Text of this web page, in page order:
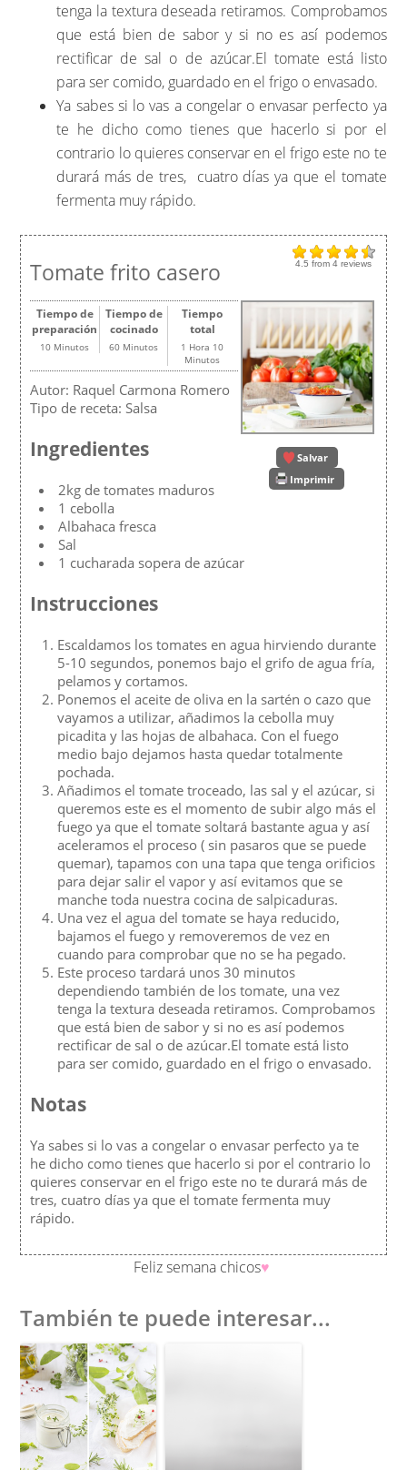
tenga la textura deseada retiramos. Comprobamos
que está bien de sabor y si no es así podemos
rectificar de sal o de azúcar.El tomate está listo
para ser comido, guardado en el frigo o envasado.
Ya sabes si lo vas a congelar o envasar perfecto ya
te he dicho como tienes que hacerlo si por el
contrario lo quieres conservar en el frigo este no te
durará más de tres, cuatro días ya que el tomate
fermenta muy rápido.
4.5 from4 reviews
Tomate frito casero
Salvar
Imprimir
Tiempo de
preparación
10 Minutos
Tiempo de
cocinado
60 Minutos
Tiempo
total
1 Hora 10
Minutos
Autor: Raquel Carmona Romero
Tipo de receta: Salsa
Ingredientes
2kg de tomates maduros
1 cebolla
Albahaca fresca
Sal
1 cucharada sopera de azúcar
Instrucciones
Escaldamos los tomates en agua hirviendo durante
5-10 segundos, ponemos bajo el grifo de agua fría,
pelamos y cortamos.
Ponemos el aceite de oliva en la sartén o cazo que
vayamos a utilizar, añadimos la cebolla muy
picadita y las hojas de albahaca. Con el fuego
medio bajo dejamos hasta quedar totalmente
pochada.
Añadimos el tomate troceado, las sal y el azúcar, si
queremos este es el momento de subir algo más el
fuego ya que el tomate soltará bastante agua y así
aceleramos el proceso ( sin pasaros que se puede
quemar), tapamos con una tapa que tenga orificios
para dejar salir el vapor y así evitamos que se
manche toda nuestra cocina de salpicaduras.
Una vez el agua del tomate se haya reducido,
bajamos el fuego y removeremos de vez en
cuando para comprobar que no se ha pegado.
Este proceso tardará unos 30 minutos
dependiendo también de los tomate, una vez
tenga la textura deseada retiramos. Comprobamos
que está bien de sabor y si no es así podemos
rectificar de sal o de azúcar.El tomate está listo
para ser comido, guardado en el frigo o envasado.
Notas
Ya sabes si lo vas a congelar o envasar perfecto ya te
he dicho como tienes que hacerlo si por el contrario lo
quieres conservar en el frigo este no te durará más de
tres, cuatro días ya que el tomate fermenta muy
rápido.
Felizsemana chicos♥︎
También te puede interesar...